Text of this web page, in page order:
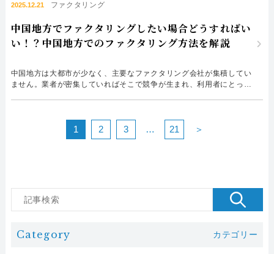
います。手続きにかかる費用や、債権の回収リスクも、事前に確認し
2025.12.21 ファクタリング
中国地方でファクタリングしたい場合どうすればい
い！？中国地方でのファクタリング方法を解説
中国地方は大都市が少なく、主要なファクタリング会社が集積してい
ません。業者が密集していればそこで競争が生まれ、利用者にとって
ることは可能なのでしょうか？結論から言えば、オンラインを軸...
1 2 3 … 21 ＞
Category カテゴリー